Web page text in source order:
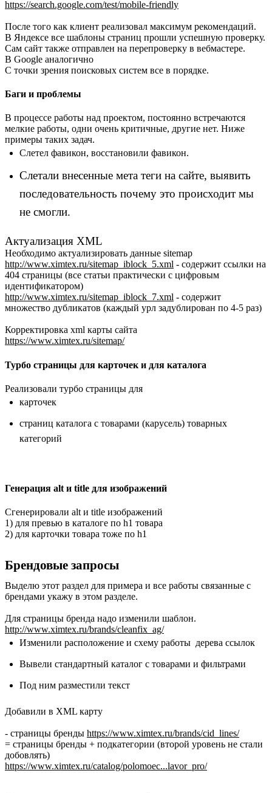
https://search.google.com/test/mobile-friendly
После того как клиент реализовал максимум рекомендаций.
В Яндексе все шаблоны страниц прошли успешную проверку.
Сам сайт также отправлен на перепроверку в вебмастере.
В Google аналогично
С точки зрения поисковых систем все в порядке.
Баги и проблемы
В процессе работы над проектом, постоянно встречаются
мелкие работы, одни очень критичные, другие нет. Ниже
примеры таких задач.
Слетел фавикон, восстановили фавикон.
Слетали внесенные мета теги на сайте, выявить
последовательность почему это происходит мы
не смогли.
Актуализация XML
Необходимо актуализировать данные sitemap
http://www.ximtex.ru/sitemap_iblock_5.xml - содержит ссылки на
404 страницы (все статьи практически с цифровым
идентификатором)
http://www.ximtex.ru/sitemap_iblock_7.xml - содержит
множество дубликатов (каждый урл задублирован по 4-5 раз)
Корректировка xml карты сайта
https://www.ximtex.ru/sitemap/
Турбо страницы для карточек и для каталога
Реализовали турбо страницы для
карточек
страниц каталога с товарами (карусель) товарных
категорий
Генерация alt и title для изображений
Сгенерировали alt и title изображений
1) для превью в каталоге по h1 товара
2) для карточки товара тоже по h1
Брендовые запросы
Выделю этот раздел для примера и все работы связанные с
брендами укажу в этом разделе.
Для страницы бренда надо изменили шаблон.
http://www.ximtex.ru/brands/cleanfix_ag/
Изменили расположение и схему работы дерева ссылок
Вывели стандартный каталог с товарами и фильтрами
Под ним разместили текст
Добавили в XML карту
- страницы бренды https://www.ximtex.ru/brands/cid_lines/
= страницы бренды + подкатегории (второй уровень не стали
добовлять)
https://www.ximtex.ru/catalog/polomoec...lavor_pro/